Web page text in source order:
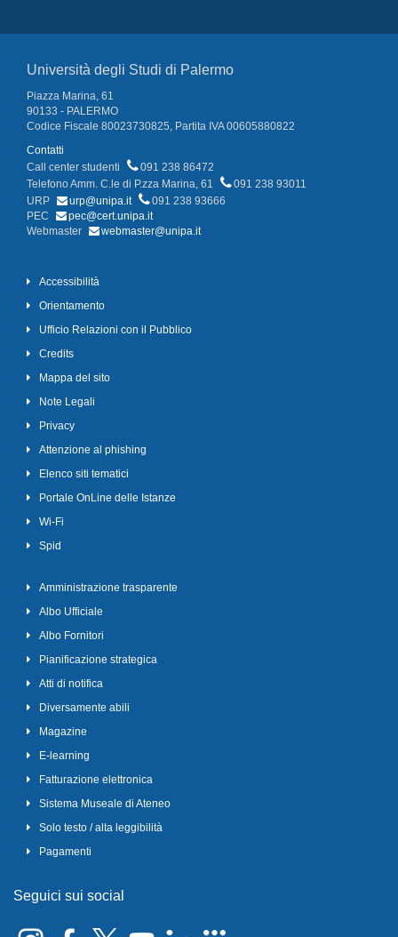
Università degli Studi di Palermo
Piazza Marina, 61
90133 - PALERMO
Codice Fiscale 80023730825, Partita IVA 00605880822
Contatti
Call center studenti
091 238 86472
Telefono Amm. C.le di P.zza Marina, 61
091 238 93011
URP
urp@unipa.it
091 238 93666
PEC
pec@cert.unipa.it
Webmaster
webmaster@unipa.it
Accessibilità
Orientamento
Ufficio Relazioni con il Pubblico
Credits
Mappa del sito
Note Legali
Privacy
Attenzione al phishing
Elenco siti tematici
Portale OnLine delle Istanze
Wi-Fi
Spid
Amministrazione trasparente
Albo Ufficiale
Albo Fornitori
Pianificazione strategica
Atti di notifica
Diversamente abili
Magazine
E-learning
Fatturazione elettronica
Sistema Museale di Ateneo
Solo testo / alta leggibilità
Pagamenti
Seguici sui social